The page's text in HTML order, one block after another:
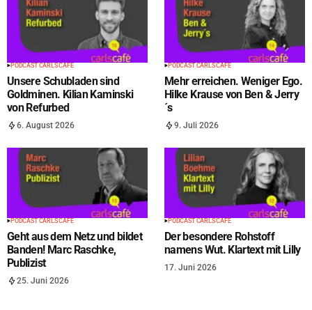
PODCAST CARLS CAFÉ
Unsere Schubladen sind
Goldminen. Kilian Kaminski
von Refurbed
6. August 2026
PODCAST CARLS CAFÉ
Mehr erreichen. Weniger Ego.
Hilke Krause von Ben & Jerry
´s
9. Juli 2026
PODCAST CARLS CAFÉ
Geht aus dem Netz und bildet
Banden! Marc Raschke,
Publizist
25. Juni 2026
PODCAST CARLS CAFÉ
Der besondere Rohstoff
namens Wut. Klartext mit Lilly
17. Juni 2026